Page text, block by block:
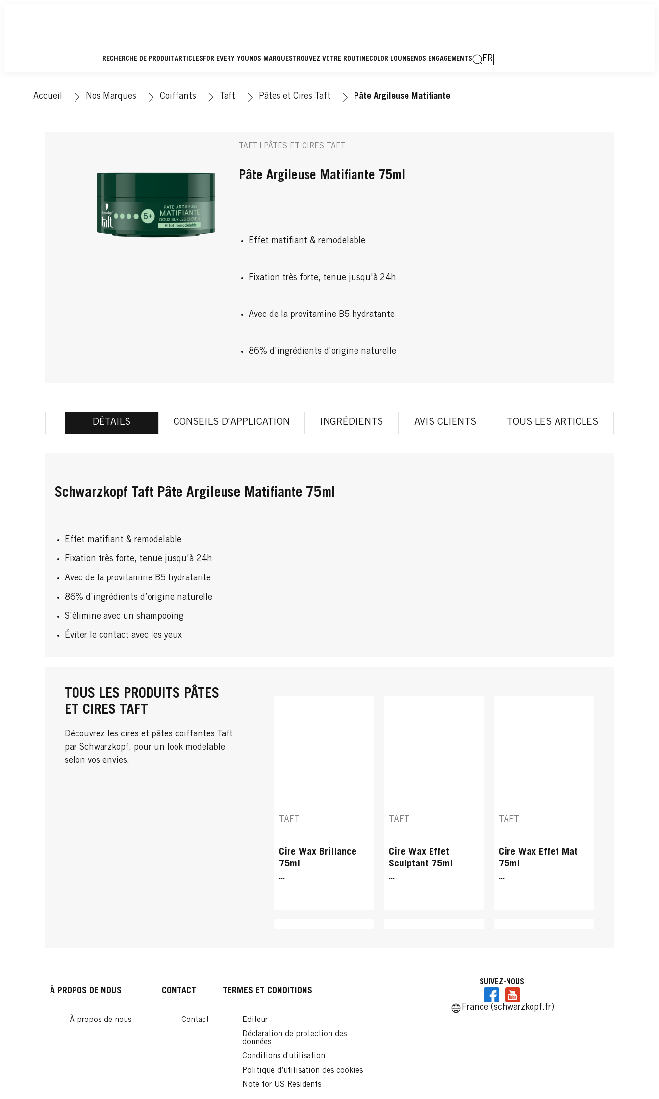
RECHERCHE DE PRODUIT ARTICLESFOR EVERY YOUNOS MARQUES TROUVEZ VOTRE ROUTINECOLOR LOUNGENOS ENGAGEMENTS FR
Accueil Nos Marques Coiffants Taft Pâtes et Cires Taft Pâte Argileuse Matifiante
TAFT | PÂTES ET CIRES TAFT
Pâte Argileuse Matifiante 75ml
Effet matifiant & remodelable
Fixation très forte, tenue jusqu'à 24h
Avec de la provitamine B5 hydratante
86% d’ingrédients d’origine naturelle
DÉTAILS CONSEILS D'APPLICATION INGRÉDIENTS AVIS CLIENTS TOUS LES ARTICLES
Schwarzkopf Taft Pâte Argileuse Matifiante 75ml
Effet matifiant & remodelable
Fixation très forte, tenue jusqu'à 24h
Avec de la provitamine B5 hydratante
86% d’ingrédients d’origine naturelle
S’élimine avec un shampooing
Éviter le contact avec les yeux
TOUS LES PRODUITS PÂTES
ET CIRES TAFT
Découvrez les cires et pâtes coiffantes Taft
par Schwarzkopf, pour un look modelable
selon vos envies.
TAFT
Cire Wax Brillance
75ml
...
TAFT
Cire Wax Effet
Sculptant 75ml
...
TAFT
Cire Wax Effet Mat
75ml
...
Texturisante 100ml
TAFT
Pâte Coiffante
À PROPOS DE NOUS
À propos de nous
CONTACT
Contact
TERMES ET CONDITIONS
Editeur
Déclaration de protection des
données
Conditions d'utilisation
Politique d’utilisation des cookies
Note for US Residents
SUIVEZ-NOUS
France (schwarzkopf.fr)